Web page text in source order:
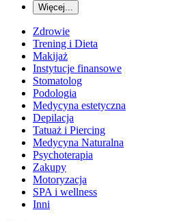
Więcej...
Zdrowie
Trening i Dieta
Makijaż
Instytucje finansowe
Stomatolog
Podologia
Medycyna estetyczna
Depilacja
Tatuaż i Piercing
Medycyna Naturalna
Psychoterapia
Zakupy
Motoryzacja
SPA i wellness
Inni